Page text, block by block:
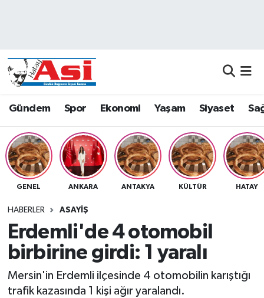
Gündem Spor Ekonomi Yaşam Siyaset
GENEL ANKARA ANTAKYA KÜLTÜR HATAY
HABERLER ASAYIŞ
Erdemli'de 4 otomobil
birbirine girdi: 1 yaralı
Mersin'in Erdemli ilçesinde 4 otomobilin karıştığı
trafik kazasında 1 kişi ağır yaralandı.
Dünya
Eğitim
Ekonomi
Gündem
Sağlık
Siyaset
Spor
Hava Durumu
Namaz Vakitleri
Trafik Durumu
Süper Lig Puan Durumu ve Fikstür
Son Dakika Haberleri
Haber Arşivi